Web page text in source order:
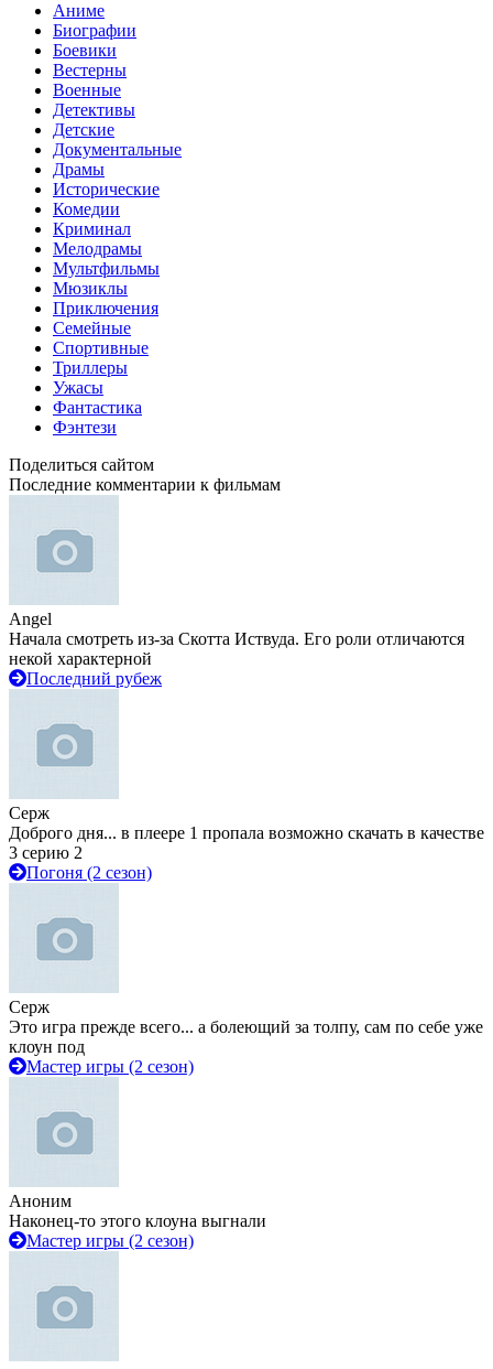
Аниме
Биографии
Боевики
Вестерны
Военные
Детективы
Детские
Документальные
Драмы
Исторические
Комедии
Криминал
Мелодрамы
Мультфильмы
Мюзиклы
Приключения
Семейные
Спортивные
Триллеры
Ужасы
Фантастика
Фэнтези
Поделиться сайтом
Последние комментарии к фильмам
Angel
Начала смотреть из-за Скотта Иствуда. Его роли отличаются
некой характерной
Последний рубеж
Серж
Доброго дня... в плеере 1 пропала возможно скачать в качестве
3 серию 2
Погоня (2 сезон)
Серж
Это игра прежде всего... а болеющий за толпу, сам по себе уже
клоун под
Мастер игры (2 сезон)
Аноним
Наконец-то этого клоуна выгнали
Мастер игры (2 сезон)